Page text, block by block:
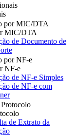
por MIC/DTA
MIC/DTA
de Documento de
por NF-e
NF-e
de NF-e Simples
de NF-e com
de Extrato da